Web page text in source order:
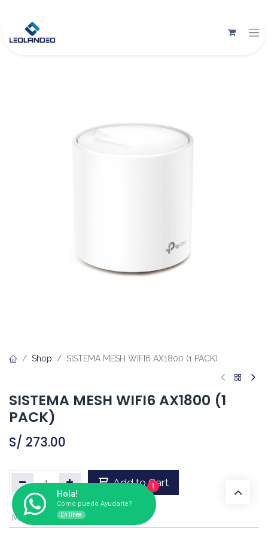
Shop SISTEMA MESH WIFI6 AX1800 (1 PACK)
SISTEMA MESH WIFI6 AX1800 (1
PACK)
S/ 273.00
Add to Cart
Marca: TP-LINK
Hola!
Cómo puedo Ayudarte?
En línea
1